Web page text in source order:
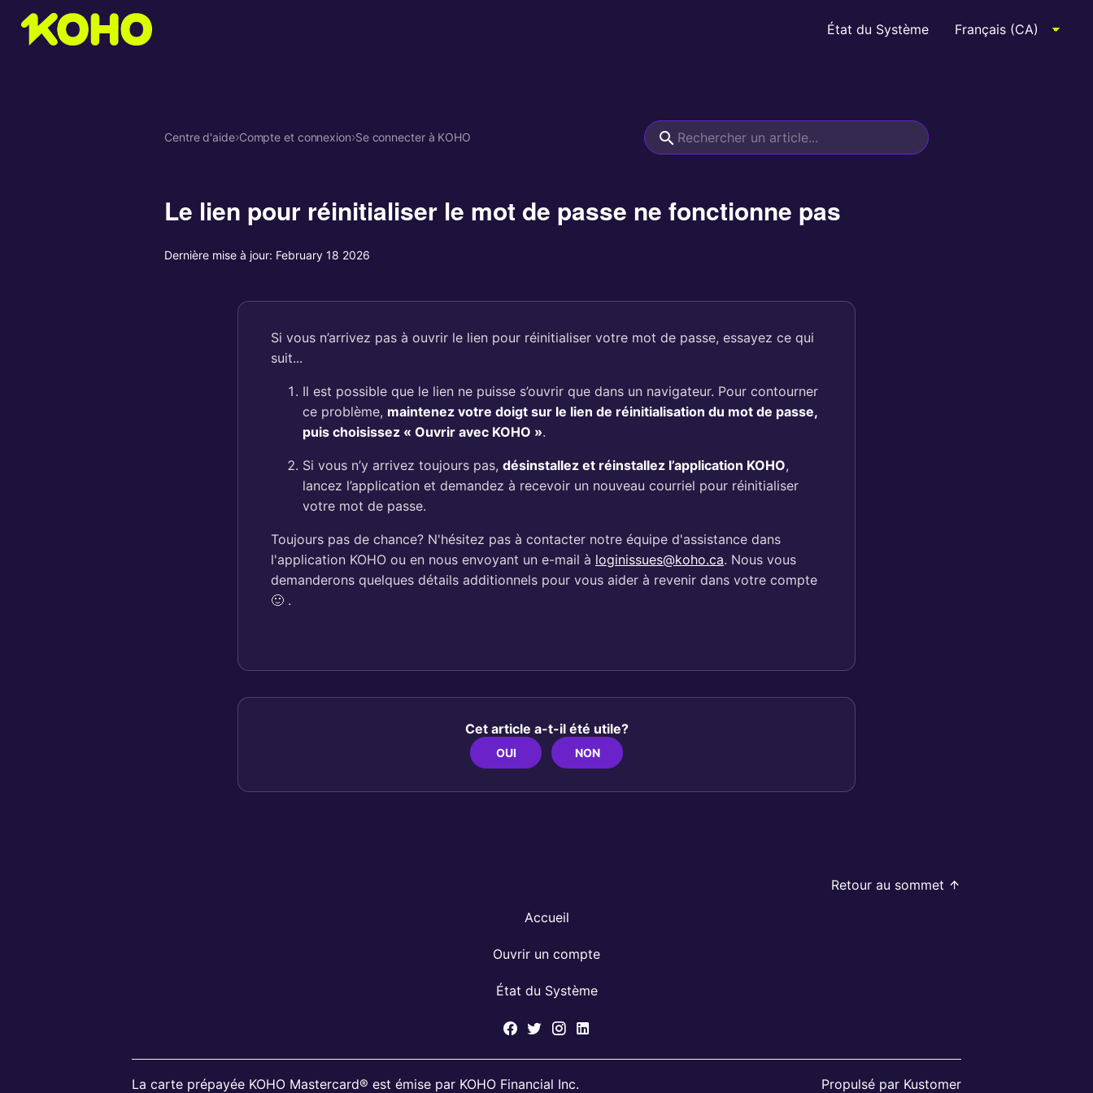
État du Système
Centre d'aide›Compte et connexion›Se connecter à KOHO
Le lien pour réinitialiser le mot de passe ne fonctionne pas
Dernière mise à jour: February 18 2026
Si vous n’arrivez pas à ouvrir le lien pour réinitialiser votre mot de passe, essayez ce qui
suit...
Il est possible que le lien ne puisse s’ouvrir que dans un navigateur. Pour contourner
ce problème, maintenez votre doigt sur le lien de réinitialisation du mot de passe,
puis choisissez « Ouvrir avec KOHO ».
Si vous n’y arrivez toujours pas, désinstallez et réinstallez l’application KOHO,
lancez l’application et demandez à recevoir un nouveau courriel pour réinitialiser
votre mot de passe.
Toujours pas de chance? N'hésitez pas à contacter notre équipe d'assistance dans
l'application KOHO ou en nous envoyant un e-mail à loginissues@koho.ca. Nous vous
demanderons quelques détails additionnels pour vous aider à revenir dans votre compte
🙂 .
Cet article a-t-il été utile?
OUI NON
Retour au sommet
Accueil
Ouvrir un compte
État du Système
La carte prépayée KOHO Mastercard® est émise par KOHO Financial Inc. Propulsé par Kustomer